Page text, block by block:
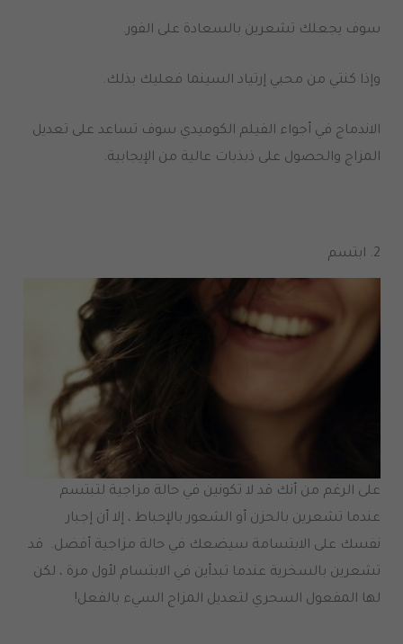
سوف يجعلك تشعرين بالسعادة على الفور.
وإذا كنتي من محبي إرتياد السينما فعليك بذلك.
الاندماج في أجواء الفيلم الكوميدي سوف تساعد على تعديل
المزاج والحصول على ذبذبات عالية من الإيجابية.
2. ابتسم
على الرغم من أنك قد لا تكونين في حالة مزاجية لتبتسم
عندما تشعرين بالحزن أو الشعور بالإحباط ، إلا أن إجبار
نفسك على الابتسامة سيضعك في حالة مزاجية أفضل.
قد
تشعرين بالسخرية عندما تبدأين في الابتسام لأول مرة ، لكن
لها المفعول السحري لتعديل المزاج السيء بالفعل!